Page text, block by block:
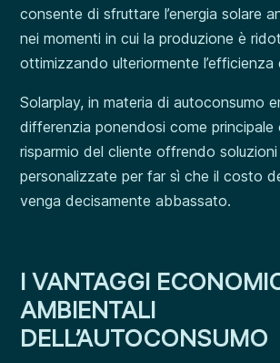
consente di sfruttare l’energia solare
nei momenti in cui la produzione è
ottimizzando ulteriormente l’efficienza
Solarplay, in materia di autoconsumo
differenzia ponendosi come principale
risparmio del cliente offrendo soluzioni
personalizzate per far sì che il costo
venga decisamente abbassato.
I VANTAGGI
AMBIENTALI
DELL’AUTOCONSUMO